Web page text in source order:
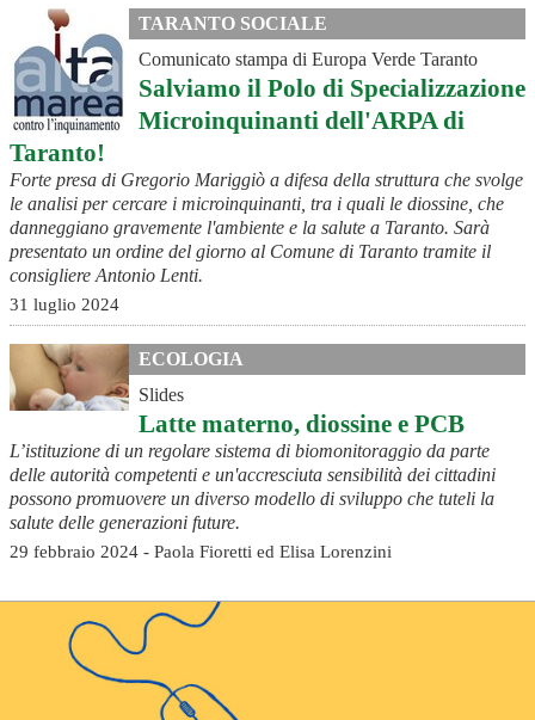
TARANTO SOCIALE
Comunicato stampa di Europa Verde Taranto
Salviamo il Polo di Specializzazione
Microinquinanti dell'ARPA di
Taranto!
Forte presa di Gregorio Mariggiò a difesa della struttura che svolge
le analisi per cercare i microinquinanti, tra i quali le diossine, che
danneggiano gravemente l'ambiente e la salute a Taranto. Sarà
presentato un ordine del giorno al Comune di Taranto tramite il
consigliere Antonio Lenti.
31 luglio 2024
ECOLOGIA
Slides
Latte materno, diossine e PCB
L’istituzione di un regolare sistema di biomonitoraggio da parte
delle autorità competenti e un'accresciuta sensibilità dei cittadini
possono promuovere un diverso modello di sviluppo che tuteli la
salute delle generazioni future.
29 febbraio 2024 - Paola Fioretti ed Elisa Lorenzini